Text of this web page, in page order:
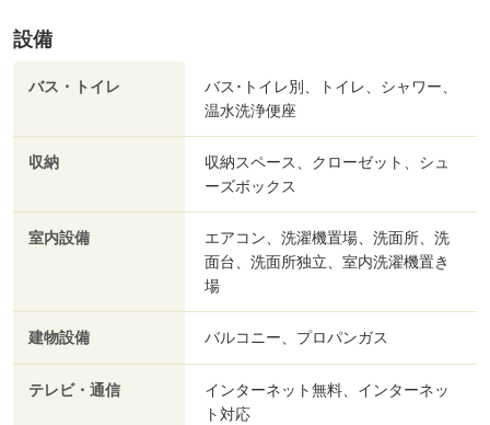
設備
バス・トイレ
バス･トイレ別、トイレ、シャワー、
温水洗浄便座
収納
収納スペース、クローゼット、シュ
ーズボックス
室内設備
エアコン、洗濯機置場、洗面所、洗
面台、洗面所独立、室内洗濯機置き
場
建物設備 バルコニー、プロパンガス
テレビ・通信
インターネット無料、インターネッ
ト対応